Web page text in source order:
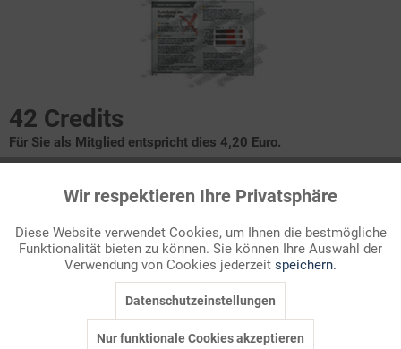
42 Credits
Für Sie als Mitglied entspricht dies 4,20 Euro.
Infografik Nr. 086140
Reform des Bundeswahlrechts: Zuteilung der Mandate
Mit dem Bundeswahlrecht als zentralem Regelwerk der
demokratischen Ordnung in Deutschland hatte sich das
Bundesverfassungsgericht sch ...
Funktionale Aktiv
Marketing Inaktiv
Wir respektieren Ihre Privatsphäre
Diese Website verwendet Cookies, um Ihnen die bestmögliche
Funktionalität bieten zu können. Sie können Ihre Auswahl der
Verwendung von Cookies jederzeit speichern.
Datenschutzeinstellungen
Nur funktionale Cookies akzeptieren